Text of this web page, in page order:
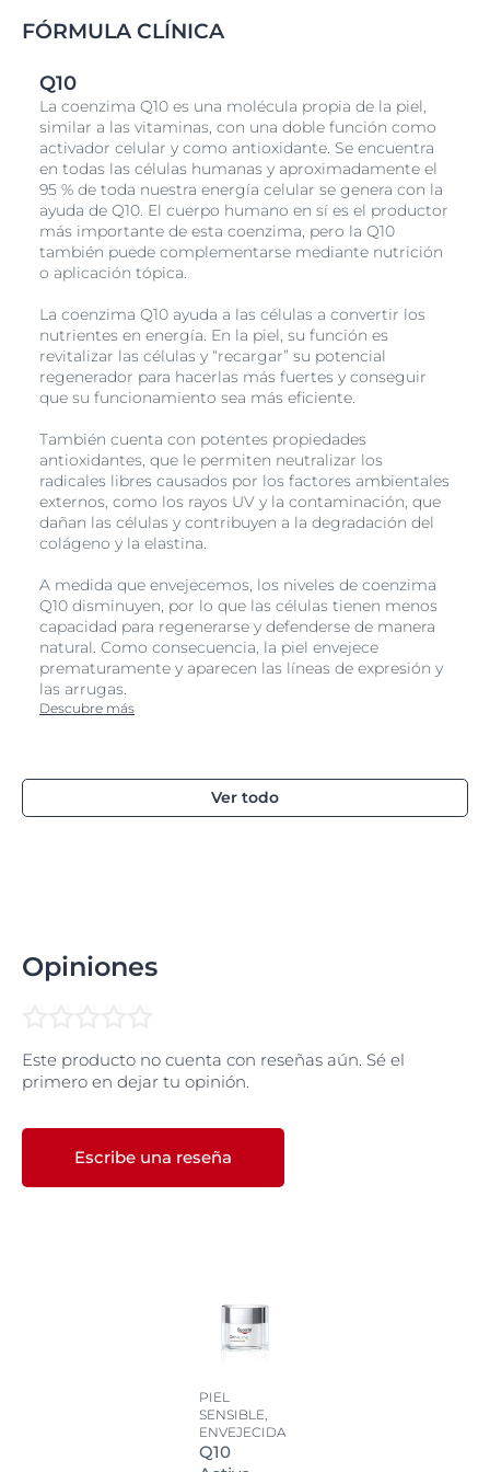
FÓRMULA CLÍNICA
Q10
La coenzima Q10 es una molécula propia de la piel,
similar a las vitaminas, con una doble función como
activador celular y como antioxidante. Se encuentra
en todas las células humanas y aproximadamente el
95 % de toda nuestra energía celular se genera con la
ayuda de Q10. El cuerpo humano en sí es el productor
más importante de esta coenzima, pero la Q10
también puede complementarse mediante nutrición
o aplicación tópica.
La coenzima Q10 ayuda a las células a convertir los
nutrientes en energía. En la piel, su función es
revitalizar las células y “recargar” su potencial
regenerador para hacerlas más fuertes y conseguir
que su funcionamiento sea más eficiente.
También cuenta con potentes propiedades
antioxidantes, que le permiten neutralizar los
radicales libres causados por los factores ambientales
externos, como los rayos UV y la contaminación, que
dañan las células y contribuyen a la degradación del
colágeno y la elastina.
A medida que envejecemos, los niveles de coenzima
Q10 disminuyen, por lo que las células tienen menos
capacidad para regenerarse y defenderse de manera
natural. Como consecuencia, la piel envejece
prematuramente y aparecen las líneas de expresión y
las arrugas.
Descubre más
Ver todo
Opiniones
Este producto no cuenta con reseñas aún. Sé el
primero en dejar tu opinión.
Escribe una reseña
PIEL
SENSIBLE,
ENVEJECIDA
Q10